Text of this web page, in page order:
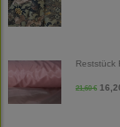
Reststück
21,60 €